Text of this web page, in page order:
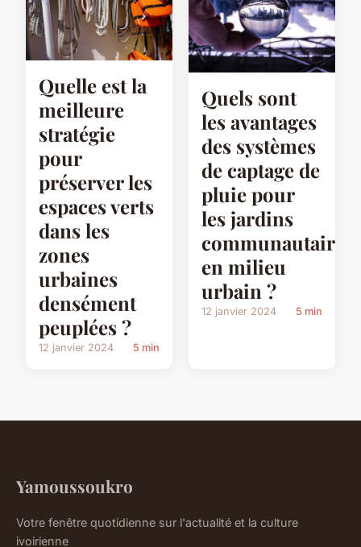
Quelle est la
meilleure
stratégie
pour
préserver les
espaces verts
dans les
zones
urbaines
densément
peuplées ?
12 janvier 2024 5 min
Quels sont
les avantages
des systèmes
de captage de
pluie pour
les jardins
communautaires
en milieu
urbain ?
12 janvier 2024 5 min
Yamoussoukro
Votre fenêtre quotidienne sur l'actualité et la culture
ivoirienne